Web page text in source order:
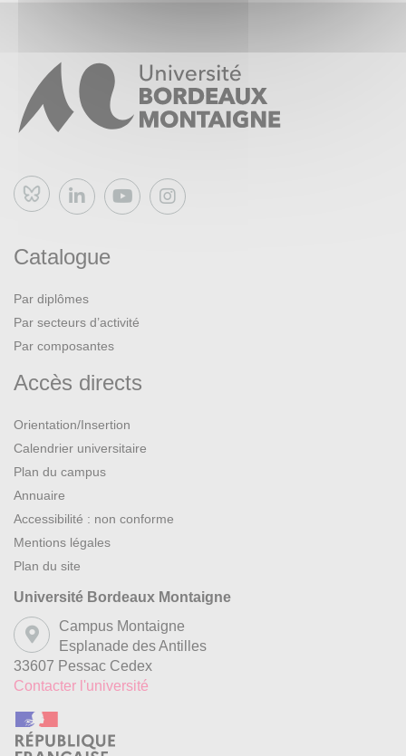
Bluesky
Catalogue
Par diplômes
Par secteurs d’activité
Par composantes
Accès directs
Orientation/Insertion
Calendrier universitaire
Plan du campus
Annuaire
Accessibilité : non conforme
Mentions légales
Plan du site
Université Bordeaux Montaigne
Campus Montaigne
Esplanade des Antilles
33607 Pessac Cedex
Contacter l'université